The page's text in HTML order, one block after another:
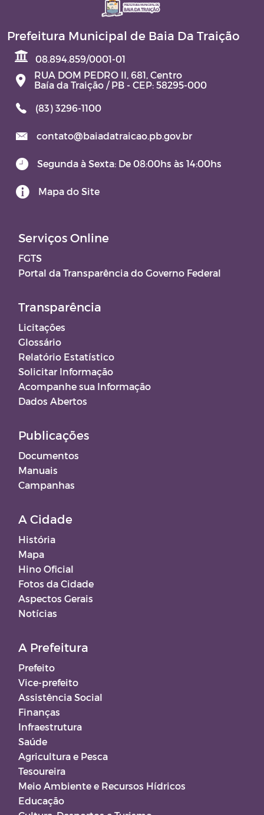
Lei Orgânica
Contratos e Aditivos
DOM - Diário Oficial do Município
JARI – JUNTA ADMINISTRATIVA DE
Prefeitura Municipal de Baia Da Traição
08.894.859/0001-01
RUA DOM PEDRO II, 681, Centro
Baía da Traição / PB - CEP: 58295-000
(83) 3296-1100
contato@baiadatraicao.pb.gov.br
Segunda à Sexta: De 08:00hs às 14:00hs
Mapa do Site
Serviços Online
FGTS
Portal da Transparência do Governo Federal
Transparência
Licitações
Glossário
Relatório Estatístico
Solicitar Informação
Acompanhe sua Informação
Dados Abertos
Publicações
Documentos
Manuais
Campanhas
A Cidade
História
Mapa
Hino Oficial
Fotos da Cidade
Aspectos Gerais
Notícias
A Prefeitura
Prefeito
Vice-prefeito
Assistência Social
Finanças
Infraestrutura
Saúde
Agricultura e Pesca
Tesoureira
Meio Ambiente e Recursos Hídricos
Educação